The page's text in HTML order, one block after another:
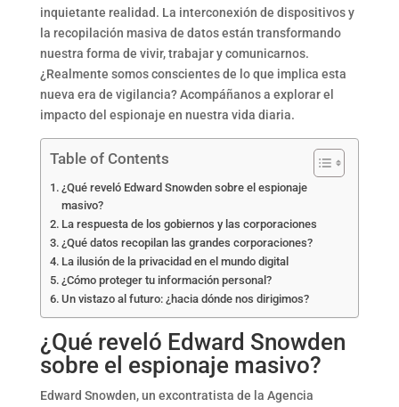
inquietante realidad. La interconexión de dispositivos y
la recopilación masiva de datos están transformando
nuestra forma de vivir, trabajar y comunicarnos.
¿Realmente somos conscientes de lo que implica esta
nueva era de vigilancia? Acompáñanos a explorar el
impacto del espionaje en nuestra vida diaria.
Table of Contents
¿Qué reveló Edward Snowden sobre el espionaje
masivo?
La respuesta de los gobiernos y las corporaciones
¿Qué datos recopilan las grandes corporaciones?
La ilusión de la privacidad en el mundo digital
¿Cómo proteger tu información personal?
Un vistazo al futuro: ¿hacia dónde nos dirigimos?
¿Qué reveló Edward Snowden
sobre el espionaje masivo?
Edward Snowden, un excontratista de la Agencia